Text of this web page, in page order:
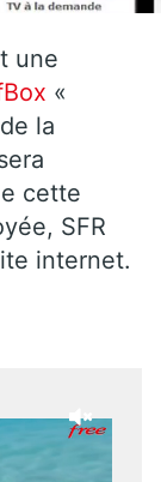
une
«
la
cette
SFR
internet.